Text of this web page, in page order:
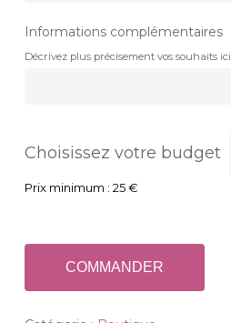
Informations complémentaires
Décrivez plus précisement vos souhaits ici
Choisissez votre budget
Prix minimum : 25€
COMMANDER